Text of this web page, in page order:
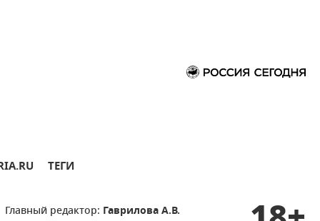
ТЕГИ
Главный редактор: Гаврилова А.В.